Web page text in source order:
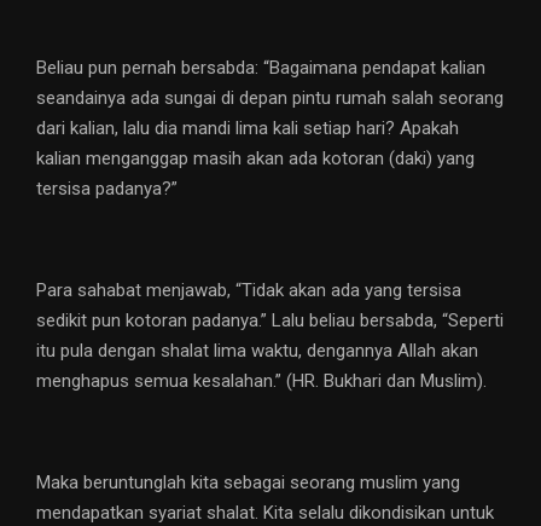
Beliau pun pernah bersabda: “Bagaimana pendapat kalian
seandainya ada sungai di depan pintu rumah salah seorang
dari kalian, lalu dia mandi lima kali setiap hari? Apakah
kalian menganggap masih akan ada kotoran (daki) yang
tersisa padanya?”
Para sahabat menjawab, “Tidak akan ada yang tersisa
sedikit pun kotoran padanya.” Lalu beliau bersabda, “Seperti
itu pula dengan shalat lima waktu, dengannya Allah akan
menghapus semua kesalahan.” (HR. Bukhari dan Muslim).
Maka beruntunglah kita sebagai seorang muslim yang
mendapatkan syariat shalat. Kita selalu dikondisikan untuk